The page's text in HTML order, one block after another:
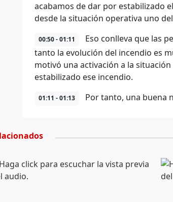
acabamos de dar por estabilizado
desde la situación operativa uno
00:50 - 01:11
Eso conlleva que las
tanto la evolución del incendio es
motivó una activación a la
estabilizado ese incendio.
01:11 - 01:13 Por tanto, una buena